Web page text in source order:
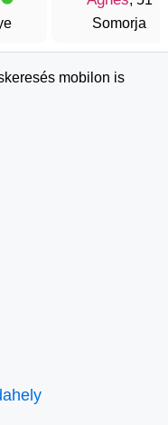
Somorja
mobilon is